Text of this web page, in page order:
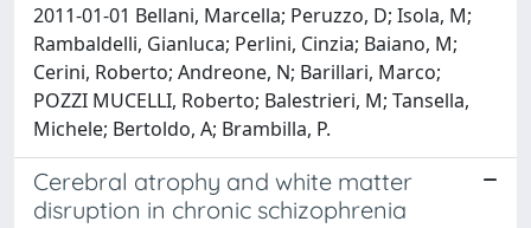
2011-01-01 Bellani, Marcella; Peruzzo, D; Isola, M;
Rambaldelli, Gianluca; Perlini, Cinzia; Baiano, M;
Cerini, Roberto; Andreone, N; Barillari, Marco;
POZZI MUCELLI, Roberto; Balestrieri, M; Tansella,
Michele; Bertoldo, A; Brambilla, P.
Cerebral atrophy and white matter
disruption in chronic schizophrenia